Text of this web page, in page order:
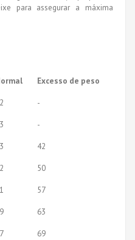
para assegurar a máxima
Excesso de peso
-
-
42
50
57
63
69